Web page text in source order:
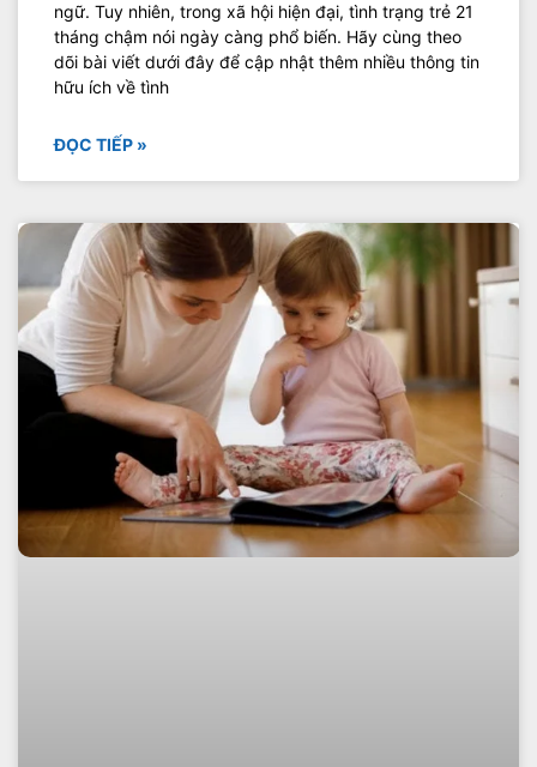
ngữ. Tuy nhiên, trong xã hội hiện đại, tình trạng trẻ 21
tháng chậm nói ngày càng phổ biến. Hãy cùng theo
dõi bài viết dưới đây để cập nhật thêm nhiều thông tin
hữu ích về tình
ĐỌC TIẾP »